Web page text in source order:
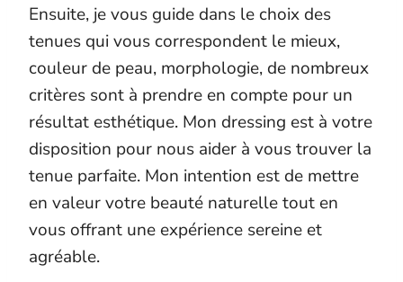
Ensuite, je vous guide dans le choix des
tenues qui vous correspondent le mieux,
couleur de peau, morphologie, de nombreux
critères sont à prendre en compte pour un
résultat esthétique. Mon dressing est à votre
disposition pour nous aider à vous trouver la
tenue parfaite. Mon intention est de mettre
en valeur votre beauté naturelle tout en
vous offrant une expérience sereine et
agréable.